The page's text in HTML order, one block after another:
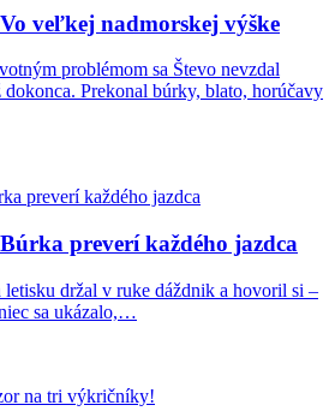
veľkej nadmorskej výške
problémom sa Števo nevzdal
Prekonal búrky, blato, horúčavy
preverí každého jazdca
letisku držal v ruke dáždnik a hovoril si –
sa ukázalo,…